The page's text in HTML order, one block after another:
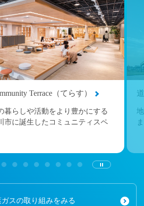
Terrace（てらす）
暮らしや活動をより豊かにする
市に誕生したコミュニティスペ
スの取り組みをみる